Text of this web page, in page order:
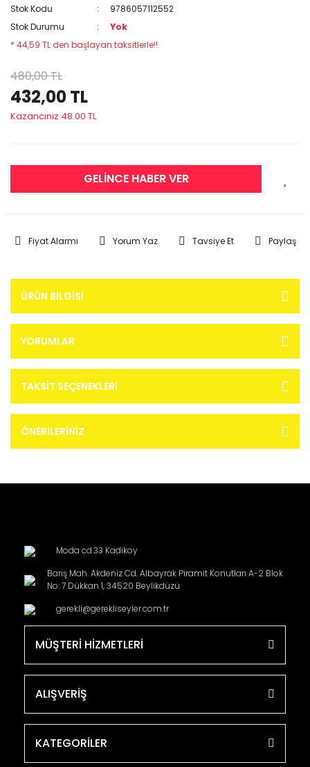
Stok Kodu
9786057112552
Stok Durumu
Yok
* 44,59 TL den başlayan taksitlerle!!
480,00 TL
432,00 TL
Kazancınız 48.00 TL
GELİNCE HABER VER
Fiyat Alarmı Yorum Yaz Tavsiye Et Paylaş
ÜRÜN BILGISI
YORUMLAR
TAKSIT SEÇENEKLERI
ÖNERILERINIZ
Moda cd.33 Kadikoy
Barış Mah. Akdeniz Cd. Albayrak Piramit Konutları A-2 Blok
No: 7 Dükkan 1, 34520 Beylikdüzü
gerekli@gerekliseyler.com.tr
MÜŞTERİ HİZMETLERİ
ALIŞVERİŞ
KATEGORİLER